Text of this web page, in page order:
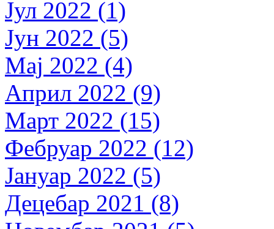
Јул 2022 (1)
Јун 2022 (5)
Мај 2022 (4)
Април 2022 (9)
Март 2022 (15)
Фебруар 2022 (12)
Јануар 2022 (5)
Децебар 2021 (8)